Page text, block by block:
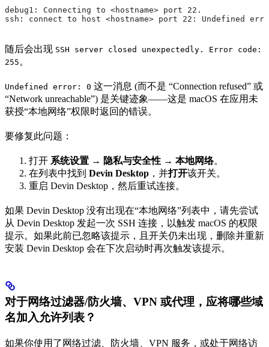
debug1: Connecting to <hostname> port 22.
ssh: connect to host <hostname> port 22: Undefined
随后会出现 SSH server closed unexpectedly. Error code:
255 。
Undefined error: 0 这一消息 (而不是 “Connection refused” 或
“Network unreachable”) 是关键迹象——这是 macOS 在应用未
获授“本地网络”权限时返回的错误。
要修复此问题：
打开 系统设置 → 隐私与安全性 → 本地网络。
在列表中找到 Devin Desktop ，并打开该开关。
重启 Devin Desktop，然后重试连接。
如果 Devin Desktop 没有出现在“本地网络”列表中，请先尝试
从 Devin Desktop 发起一次 SSH 连接，以触发 macOS 的权限
提示。如果此前已忽略该提示，且开关仍未出现，删除并重新
安装 Devin Desktop 会在下次启动时再次触发该提示。
对于网络过滤器/防火墙、VPN 或代理，应将哪些域
名加入允许列表？
如果你使用了网络过滤、防火墙、VPN 服务，或处于网络访